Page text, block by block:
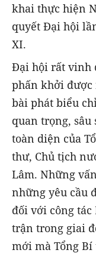
khai thực hiện
quyết Đại hội
XI.
Đại hội rất vinh
phấn khởi được
bài phát biểu
quan trọng, sâu
toàn diện của
thư, Chủ tịch
Lâm. Những
những yêu cầu
đối với công tác
trận trong giai
mới mà Tổng